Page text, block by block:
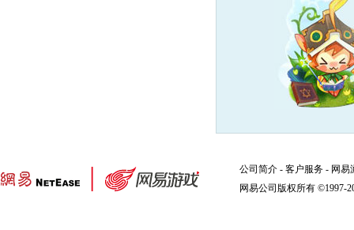
公司简介 - 客户服务 - 网易
网易公司版权所有 ©1997-